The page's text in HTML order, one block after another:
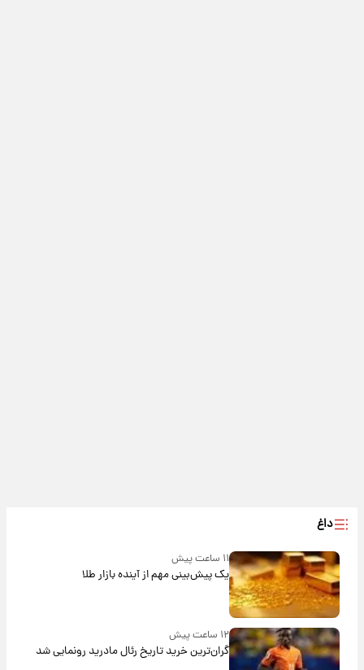
داغ
۱۱ ساعت پیش
یک پیش‌بینی مهم از آینده بازار طلا
۱۲ ساعت پیش
گران‌ترین خرید تاریخ رئال مادرید رونمایی شد